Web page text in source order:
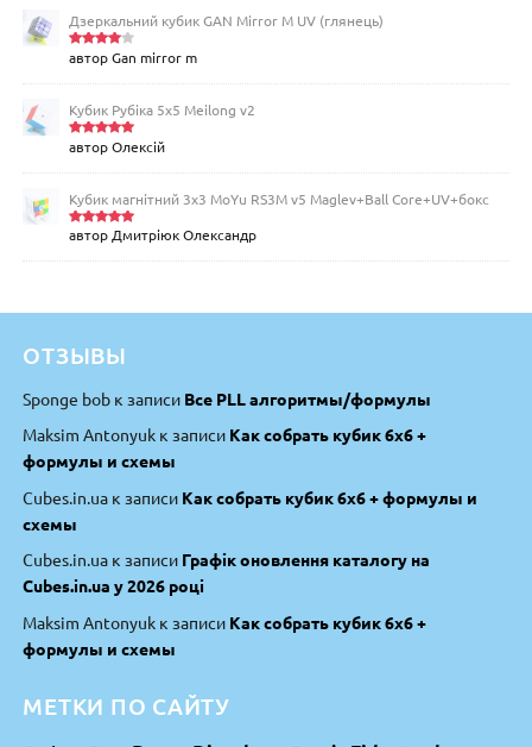
Дзеркальний кубик GAN Mirror M UV (глянець)
Оцінен
5
автор Gan mirror m
Кубик Рубіка 5x5 Meilong v2
Оцінено
автор Олексій
Кубик магнітний 3х3 MoYu RS3M v5 Maglev+Ball Core+UV+бокс
Оцінено
автор Дмитріюк Олександр
ОТЗЫВЫ
Sponge bob к записи Все PLL алгоритмы/формулы
Maksim Antonyuk к записи Как собрать кубик 6х6 +
формулы и схемы
Cubes.in.ua к записи Как собрать кубик 6х6 + формулы и
схемы
Cubes.in.ua к записи Графік оновлення каталогу на
Cubes.in.ua у 2026 році
Maksim Antonyuk к записи Как собрать кубик 6х6 +
формулы и схемы
МЕТКИ ПО САЙТУ